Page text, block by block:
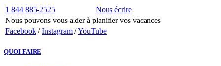
1 844 885-2525
Nous écrire
Nous pouvons vous aider à planifier vos vacances
Facebook /Instagram /YouTube
QUOI FAIRE